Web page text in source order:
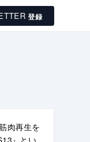
登録
肉再生を